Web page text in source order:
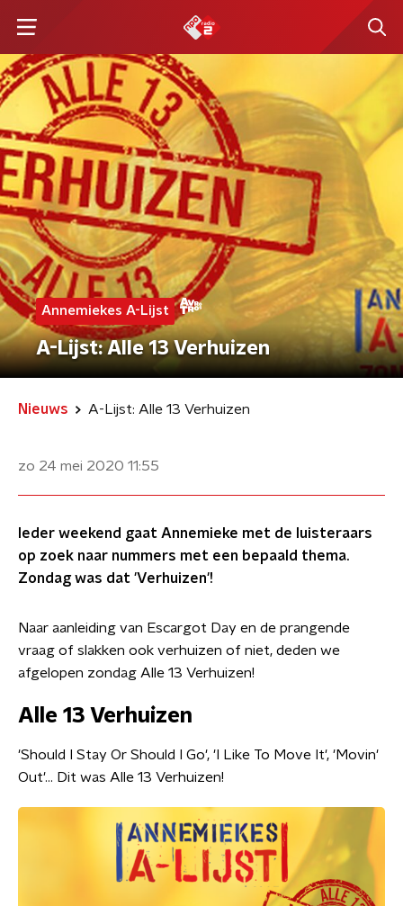
Annemiekes A-Lijst
A-Lijst: Alle 13 Verhuizen
Nieuws A-Lijst: Alle 13 Verhuizen
zo 24 mei 2020 11:55
Ieder weekend gaat Annemieke met de luisteraars
op zoek naar nummers met een bepaald thema.
Zondag was dat 'Verhuizen'!
Naar aanleiding van Escargot Day en de prangende
vraag of slakken ook verhuizen of niet, deden we
afgelopen zondag Alle 13 Verhuizen!
Alle 13 Verhuizen
'Should I Stay Or Should I Go', 'I Like To Move It', 'Movin'
Out'… Dit was Alle 13 Verhuizen!